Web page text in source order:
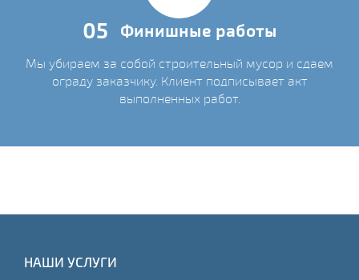
05 Финишные работы
Мы убираем за собой строительный мусор и сдаем
ограду заказчику. Клиент подписывает акт
выполненных работ.
НАШИ УСЛУГИ